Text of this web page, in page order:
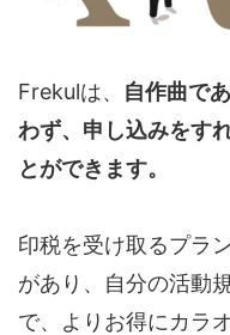
Frekulは、 自作曲で
わず、申し込みをす
とができます。
印税を受け取るプラ
があり、自分の活動
で、よりお得にカラ